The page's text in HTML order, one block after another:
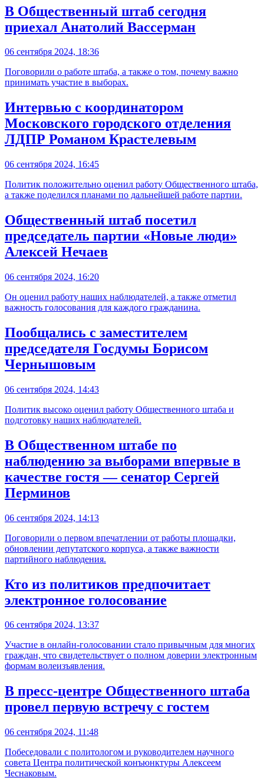
В Общественный штаб сегодня
приехал Анатолий Вассерман
06 сентября 2024, 18:36
Поговорили о работе штаба, а также о том, почему важно
принимать участие в выборах.
Интервью с координатором
Московского городского отделения
ЛДПР Романом Крастелевым
06 сентября 2024, 16:45
Политик положительно оценил работу Общественного штаба,
а также поделился планами по дальнейшей работе партии.
Общественный штаб посетил
председатель партии «Новые люди»
Алексей Нечаев
06 сентября 2024, 16:20
Он оценил работу наших наблюдателей, а также отметил
важность голосования для каждого гражданина.
Пообщались с заместителем
председателя Госдумы Борисом
Чернышовым
06 сентября 2024, 14:43
Политик высоко оценил работу Общественного штаба и
подготовку наших наблюдателей.
В Общественном штабе по
наблюдению за выборами впервые в
качестве гостя — сенатор Сергей
Перминов
06 сентября 2024, 14:13
Поговорили о первом впечатлении от работы площадки,
обновлении депутатского корпуса, а также важности
партийного наблюдения.
Кто из политиков предпочитает
электронное голосование
06 сентября 2024, 13:37
Участие в онлайн-голосовании стало привычным для многих
граждан, что свидетельствует о полном доверии электронным
формам волеизъявления.
В пресс-центре Общественного штаба
провел первую встречу с гостем
06 сентября 2024, 11:48
Побеседовали с политологом и руководителем научного
совета Центра политической конъюнктуры Алексеем
Чеснаковым.